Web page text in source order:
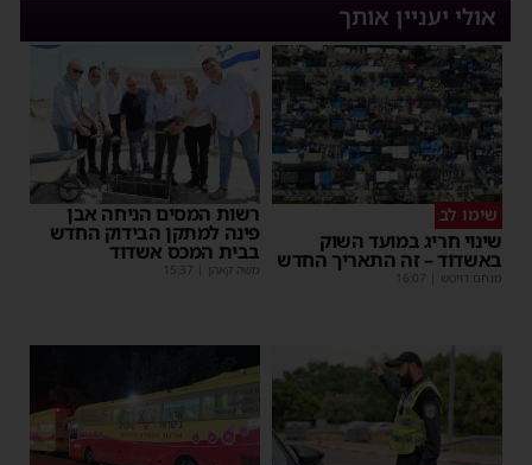
אולי יעניין אותך
שימו לב
שינוי חריג במועד השוק
באשדוד – זה התאריך החדש
מנחם דויטש 16:07
רשות המסים הניחה אבן
פינה למתקן הבידוק החדש
בבית המכס אשדוד
משה קאהן 15:37